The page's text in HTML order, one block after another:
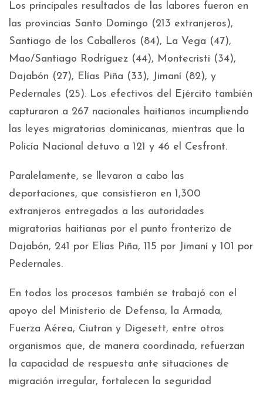
Los principales resultados de las labores fueron en
las provincias Santo Domingo (213 extranjeros),
Santiago de los Caballeros (84), La Vega (47),
Mao/Santiago Rodríguez (44), Montecristi (34),
Dajabón (27), Elías Piña (33), Jimaní (82), y
Pedernales (25). Los efectivos del Ejército también
capturaron a 267 nacionales haitianos incumpliendo
las leyes migratorias dominicanas, mientras que la
Policía Nacional detuvo a 121 y 46 el Cesfront.
Paralelamente, se llevaron a cabo las
deportaciones, que consistieron en 1,300
extranjeros entregados a las autoridades
migratorias haitianas por el punto fronterizo de
Dajabón, 241 por Elías Piña, 115 por Jimaní y 101 por
Pedernales.
En todos los procesos también se trabajó con el
apoyo del Ministerio de Defensa, la Armada,
Fuerza Aérea, Ciutran y Digesett, entre otros
organismos que, de manera coordinada, refuerzan
la capacidad de respuesta ante situaciones de
migración irregular, fortalecen la seguridad